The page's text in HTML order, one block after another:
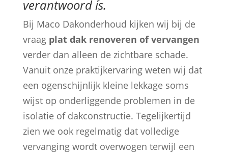
verantwoord is.
Bij Maco Dakonderhoud kijken wij bij de
vraag plat dak renoveren of vervangen
verder dan alleen de zichtbare schade.
Vanuit onze praktijkervaring weten wij dat
een ogenschijnlijk kleine lekkage soms
wijst op onderliggende problemen in de
isolatie of dakconstructie. Tegelijkertijd
zien we ook regelmatig dat volledige
vervanging wordt overwogen terwijl een